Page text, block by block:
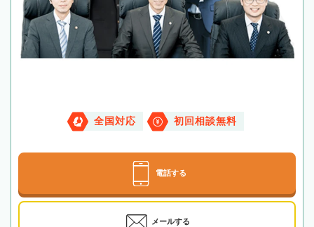
全国対応 初回相談無料
電話する
メールする